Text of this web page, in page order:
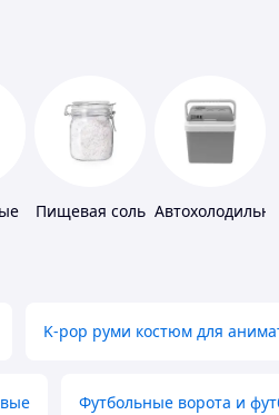
Пищевая соль
K-pop руми костюм для
Футбольные ворота и